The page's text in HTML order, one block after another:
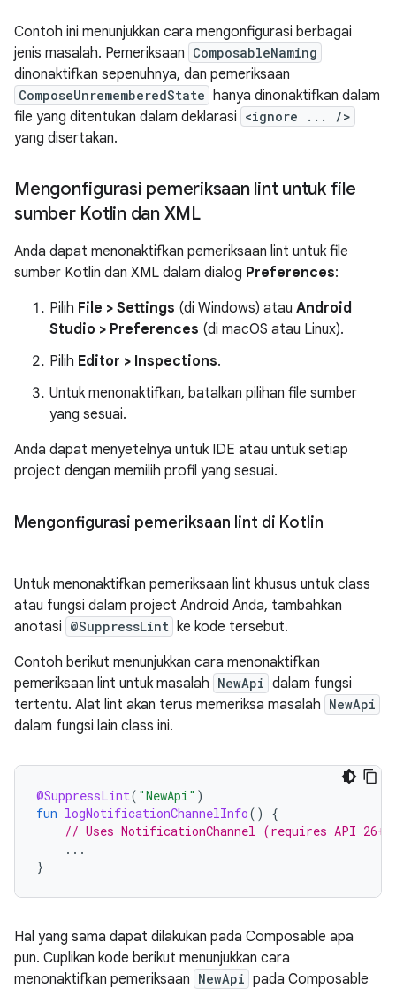
Contoh ini menunjukkan cara mengonfigurasi berbagai
jenis masalah. Pemeriksaan ComposableNaming
dinonaktifkan sepenuhnya, dan pemeriksaan
ComposeUnrememberedState
hanya dinonaktifkan dalam
file yang ditentukan dalam deklarasi <ignore ... />
yang disertakan.
Mengonfigurasi pemeriksaan lint untuk file
sumber Kotlin dan XML
Anda dapat menonaktifkan pemeriksaan lint untuk file
sumber Kotlin dan XML dalam dialog Preferences:
Pilih File > Settings (di Windows) atau Android
Studio > Preferences (di macOS atau Linux).
Pilih Editor > Inspections.
Untuk menonaktifkan, batalkan pilihan file sumber
yang sesuai.
Anda dapat menyetelnya untuk IDE atau untuk setiap
project dengan memilih profil yang sesuai.
Mengonfigurasi pemeriksaan lint di Kotlin
Untuk menonaktifkan pemeriksaan lint khusus untuk class
atau fungsi dalam project Android Anda, tambahkan
anotasi @SuppressLint
ke kode tersebut.
Contoh berikut menunjukkan cara menonaktifkan
pemeriksaan lint untuk masalah NewApi dalam fungsi
tertentu. Alat lint akan terus memeriksa masalah NewApi
dalam fungsi lain class ini.
@SuppressLint( "NewApi" )
fun logNotificationChannelInfo()
{
// Uses NotificationChannel (requires API 26+)
...
}
Hal yang sama dapat dilakukan pada Composable apa
pun. Cuplikan kode berikut menunjukkan cara
menonaktifkan pemeriksaan NewApi pada Composable